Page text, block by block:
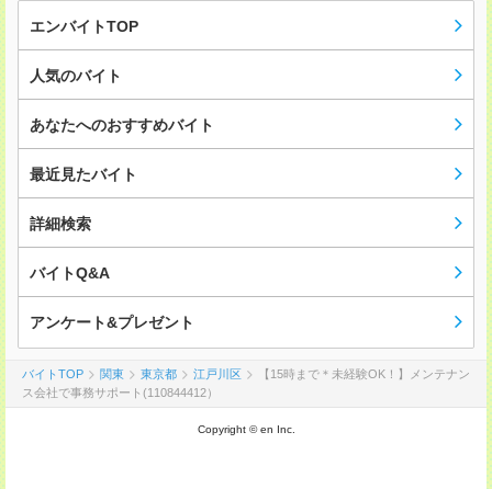
エンバイトTOP
人気のバイト
あなたへのおすすめバイト
最近見たバイト
詳細検索
バイトQ&A
アンケート&プレゼント
バイトTOP 関東 東京都 江戸川区
【15時まで＊未経験OK！】メンテナン
ス会社で事務サポート(110844412）
Copyright © en Inc.